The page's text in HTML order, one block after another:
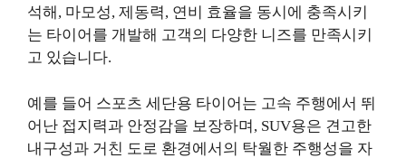
석해, 마모성, 제동력, 연비 효율을 동시에 충족시키
는 타이어를 개발해 고객의 다양한 니즈를 만족시키
고 있습니다.
예를 들어 스포츠 세단용 타이어는 고속 주행에서 뛰
어난 접지력과 안정감을 보장하며, SUV용은 견고한
내구성과 거친 도로 환경에서의 탁월한 주행성을 자